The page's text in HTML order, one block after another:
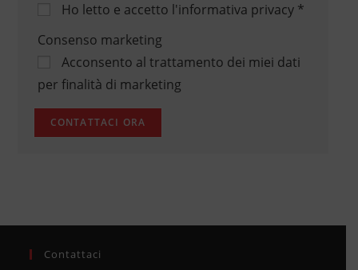
Ho letto e accetto l'informativa privacy*
Consenso marketing
Acconsento al trattamento dei miei dati
per finalità di marketing
Contattaci